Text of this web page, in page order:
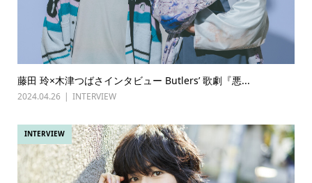
藤田 玲×木津つばさインタビュー Butlers’ 歌劇『悪...
2024.04.26 INTERVIEW
INTERVIEW